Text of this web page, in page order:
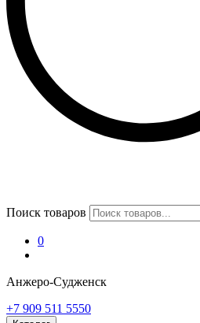
Поиск товаров
0
Анжеро-Судженск
+7 909 511 5550